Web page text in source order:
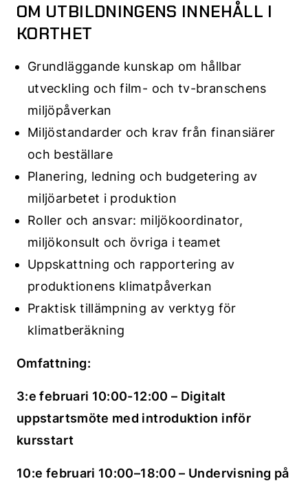
OM UTBILDNINGENS INNEHÅLL I
KORTHET
Grundläggande kunskap om hållbar
utveckling och film- och tv-branschens
miljöpåverkan
Miljöstandarder och krav från finansiärer
och beställare
Planering, ledning och budgetering av
miljöarbetet i produktion
Roller och ansvar: miljökoordinator,
miljökonsult och övriga i teamet
Uppskattning och rapportering av
produktionens klimatpåverkan
Praktisk tillämpning av verktyg för
klimatberäkning
Omfattning:
3:e februari 10:00-12:00 – Digitalt
uppstartsmöte med introduktion inför
kursstart
10:e februari 10:00–18:00 – Undervisning på